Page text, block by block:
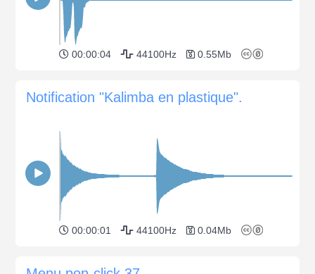
00:00:04 44100Hz 0.55Mb
Notification "Kalimba en plastique".
00:00:01 44100Hz 0.04Mb